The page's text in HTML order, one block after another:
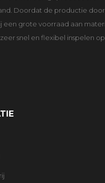
Doordat de productie door
een grote voorraad aan
snel en flexibel inspelen